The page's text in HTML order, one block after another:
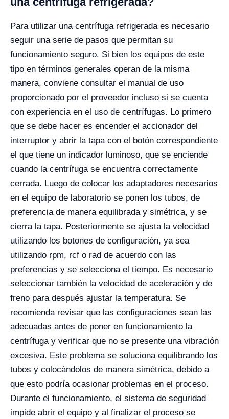
Para utilizar una centrífuga refrigerada es necesario
seguir una serie de pasos que permitan su
funcionamiento seguro. Si bien los equipos de este
tipo en términos generales operan de la misma
manera, conviene consultar el manual de uso
proporcionado por el proveedor incluso si se cuenta
con experiencia en el uso de centrífugas. Lo primero
que se debe hacer es encender el accionador del
interruptor y abrir la tapa con el botón correspondiente
el que tiene un indicador luminoso, que se enciende
cuando la centrífuga se encuentra correctamente
cerrada. Luego de colocar los adaptadores necesarios
en el equipo de laboratorio se ponen los tubos, de
preferencia de manera equilibrada y simétrica, y se
cierra la tapa. Posteriormente se ajusta la velocidad
utilizando los botones de configuración, ya sea
utilizando rpm, rcf o rad de acuerdo con las
preferencias y se selecciona el tiempo. Es necesario
seleccionar también la velocidad de aceleración y de
freno para después ajustar la temperatura. Se
recomienda revisar que las configuraciones sean las
adecuadas antes de poner en funcionamiento la
centrífuga y verificar que no se presente una vibración
excesiva. Este problema se soluciona equilibrando los
tubos y colocándolos de manera simétrica, debido a
que esto podría ocasionar problemas en el proceso.
Durante el funcionamiento, el sistema de seguridad
impide abrir el equipo y al finalizar el proceso se